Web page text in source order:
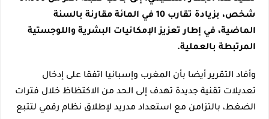
شخص، بزيادة تقارب 10 في المائة مقارنة بالسنة
الماضية، في إطار تعزيز الإمكانيات البشرية واللوجستية
المرتبطة بالعملية.
وأفاد التقرير أيضا بأن المغرب وإسبانيا اتفقا على إدخال
تعديلات تقنية جديدة تهدف إلى الحد من الاكتظاظ خلال فترات
الضغط، بالتزامن مع استعداد مدريد لإطلاق نظام رقمي لتتبع